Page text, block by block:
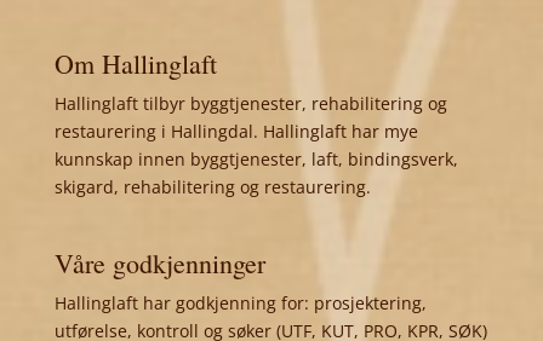
Om Hallinglaft
Hallinglaft tilbyr byggtjenester, rehabilitering og
restaurering i Hallingdal. Hallinglaft har mye
kunnskap innen byggtjenester, laft, bindingsverk,
skigard, rehabilitering og restaurering.
Våre godkjenninger
Hallinglaft har godkjenning for: prosjektering,
utførelse, kontroll og søker (UTF, KUT, PRO, KPR, SØK)